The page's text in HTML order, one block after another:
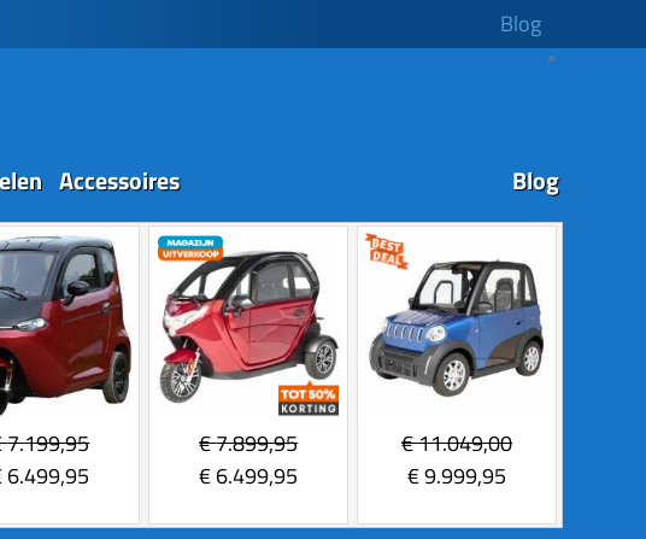
Blog
Accessoires Blog
7.199,95
6.499,95
€7.899,95
€6.499,95
€11.049,00
€9.999,95